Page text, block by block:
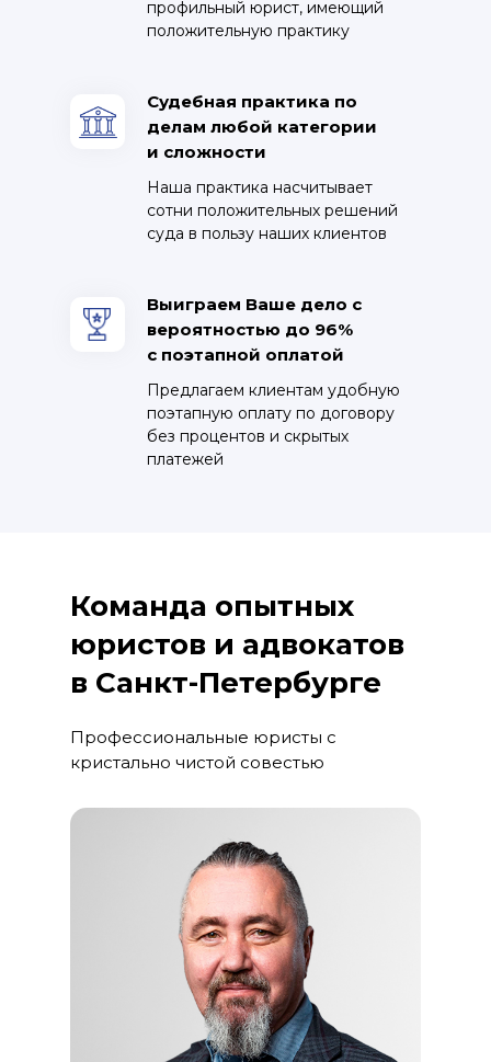
Судебная практика по
делам любой категории
и сложности
Выиграем Ваше дело с
вероятностью до 96%
с поэтапной оплатой
профильный юрист, имеющий
положительную практику
Наша практика насчитывает
сотни положительных решений
суда в пользу наших клиентов
Предлагаем клиентам удобную
поэтапную оплату по договору
без процентов и скрытых
платежей
Команда опытных
юристов и адвокатов
в Санкт-Петербурге
Профессиональные юристы с
кристально чистой совестью